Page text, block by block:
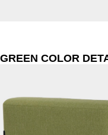
GREEN COLOR